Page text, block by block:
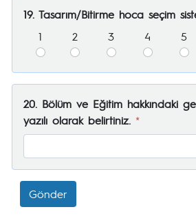
19. Tasarım/Bitirme hoca seçim
1
2 3 4 5
20. Bölüm ve Eğitim hakkındaki
yazılı olarak belirtiniz. *
Gönder